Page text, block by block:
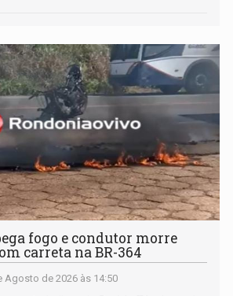
fogo e condutor morre
carreta na BR-364
Agosto de 2026 às 14:50